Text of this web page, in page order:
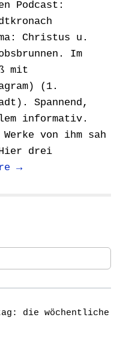
Podcast:
Christus u.
Im
mit
(1.
Spannend,
informativ.
von ihm sah
drei
→
die wöchentliche